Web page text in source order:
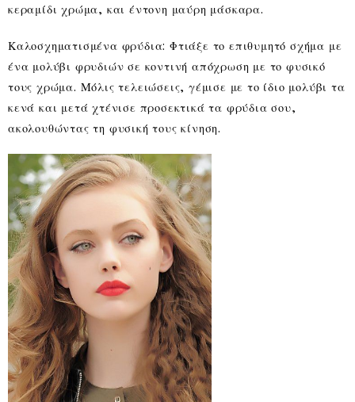
κεραμίδι χρώμα, και έντονη μαύρη μάσκαρα.
Καλοσχηματισμένα φρύδια: Φτιάξε το επιθυμητό σχήμα με
ένα μολύβι φρυδιών σε κοντινή απόχρωση με το φυσικό
τους χρώμα. Μόλις τελειώσεις, γέμισε με το ίδιο μολύβι τα
κενά και μετά χτένισε προσεκτικά τα φρύδια σου,
ακολουθώντας τη φυσική τους κίνηση.